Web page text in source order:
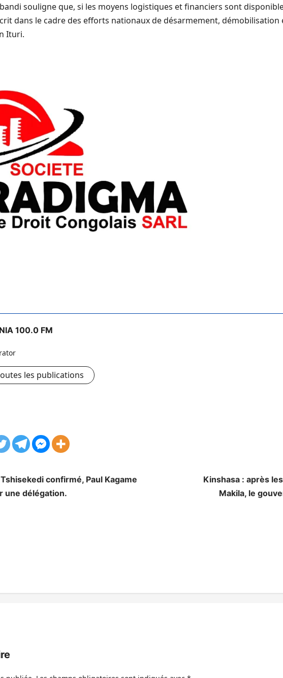
souligne que, si les moyens logistiques et financiers sont
dans le cadre des efforts nationaux de désarmement,
Ituri.
100.0 FM
les publications
confirmé, Paul Kagame
une délégation.
Kinshasa : après
Makila, le